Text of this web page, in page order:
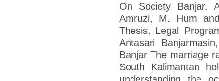
On Society Banjar.
Amruzi, M. Hum
Thesis, Legal
Antasari
Banjar The marriage
South Kalimantan